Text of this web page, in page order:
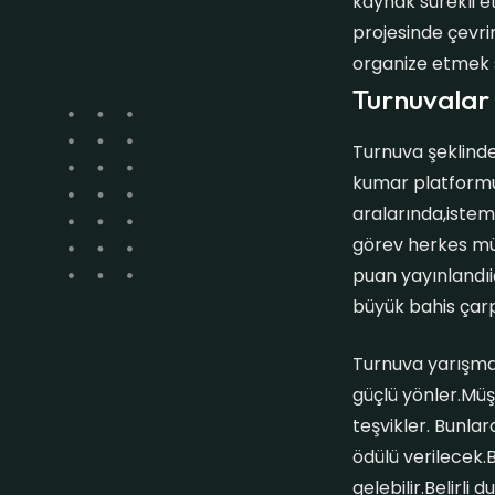
projesinde
organize etmek
Turnuva
kumar
görev herkes
puan
büyük bahis
Turnuva
güçlü
teşvikler.
ödülü
gelebilir.Belirli